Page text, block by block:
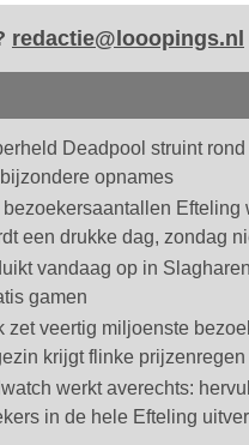
redactie@looopings.nl
Deadpool struint
opnames
Efteling
een drukke dag, zondag
vandaag op in
gamen
zet veertig miljoenste
krijgt flinke prijzenregen
werkt averechts:
in de hele Efteling